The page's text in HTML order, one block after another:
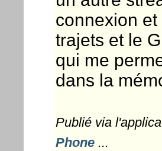
connexion
trajets et le
qui me
dans la
Publié via
Phone...